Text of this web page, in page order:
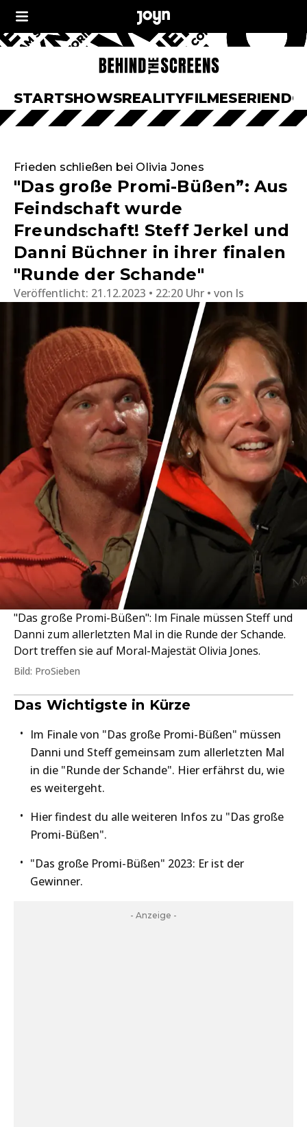
STARTSHOWSREALITYFILMESERIEN
Frieden schließen bei Olivia Jones
"Das große Promi-Büßen”: Aus
Feindschaft wurde
Freundschaft! Steff Jerkel und
Danni Büchner in ihrer finalen
"Runde der Schande"
Veröffentlicht: 21.12.2023 • 22:20 Uhr von ls
"Das große Promi-Büßen": Im Finale müssen Steff und
Danni zum allerletzten Mal in die Runde der Schande.
Dort treffen sie auf Moral-Majestät Olivia Jones.
Bild: ProSieben
Das Wichtigste in Kürze
Im Finale von "Das große Promi-Büßen" müssen
Danni und Steff gemeinsam zum allerletzten Mal
in die "Runde der Schande". Hier erfährst du, wie
es weitergeht.
Hier findest du alle weiteren Infos zu "Das große
Promi-Büßen".
"Das große Promi-Büßen" 2023: Er ist der
Gewinner.
- Anzeige -